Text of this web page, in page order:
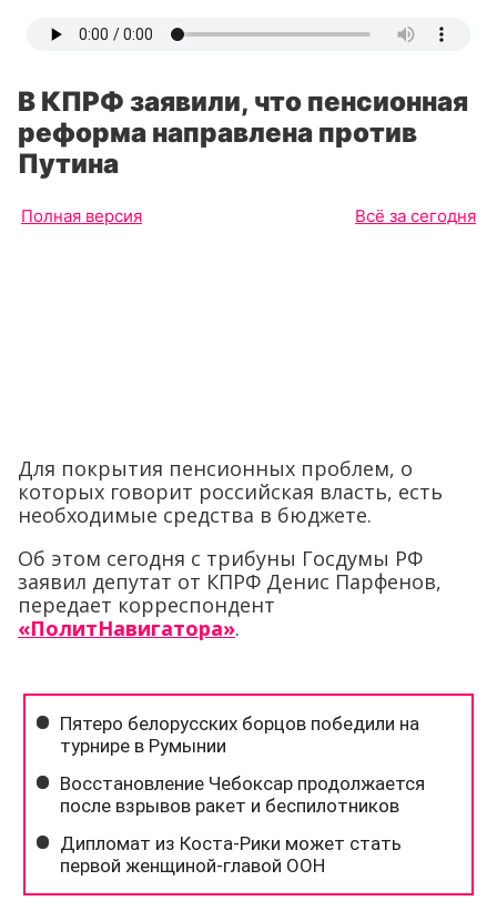
В КПРФ заявили, что пенсионная
реформа направлена против
Путина
Полная версия Всё за сегодня
Для покрытия пенсионных проблем, о
которых говорит российская власть, есть
необходимые средства в бюджете.
Об этом сегодня с трибуны Госдумы РФ
заявил депутат от КПРФ Денис Парфенов,
передает корреспондент
«ПолитНавигатора».